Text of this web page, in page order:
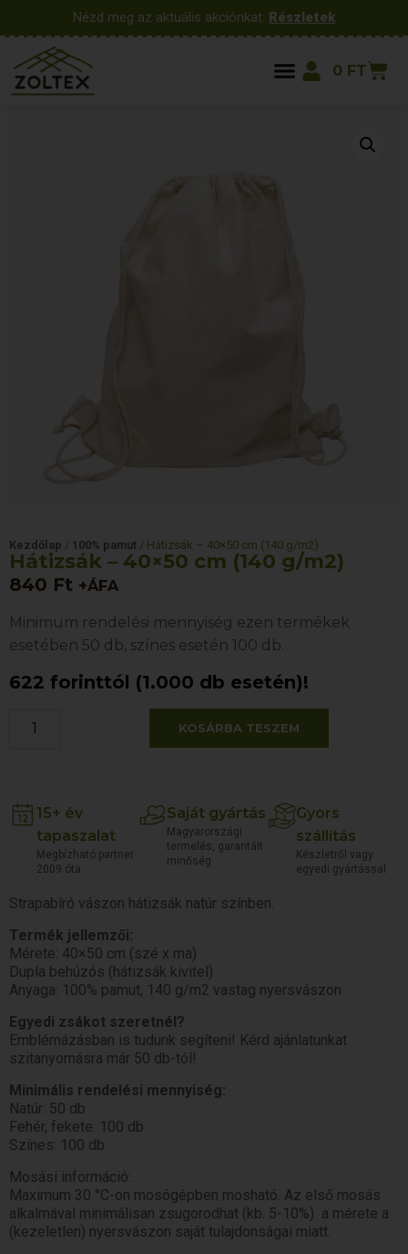
Nézd meg az aktuális akciónkat: Részletek
0 FT
Kezdőlap / 100% pamut / Hátizsák – 40×50 cm (140 g/m2)
Hátizsák – 40×50 cm (140 g/m2)
840 Ft +ÁFA
Minimum rendelési mennyiség ezen termékek
esetében 50 db, színes esetén 100 db.
622 forinttól (1.000 db esetén)!
KOSÁRBA TESZEM
15+ év
tapaszalat
Megbízható partner
2009 óta
Saját gyártás
Magyarországi
termelés, garantált
minőség
Gyors
szállítás
Készletről vagy
egyedi gyártással
Strapabíró vászon hátizsák natúr színben.
Termék jellemzői:
Mérete: 40×50 cm (szé x ma)
Dupla behúzós (hátizsák kivitel)
Anyaga: 100% pamut, 140 g/m2 vastag nyersvászon
Egyedi zsákot szeretnél?
Emblémázásban is tudunk segíteni! Kérd ajánlatunkat
szitanyomásra már 50 db-tól!
Minimális rendelési mennyiség:
Natúr: 50 db
Fehér, fekete: 100 db
Színes: 100 db
Mosási információ:
Maximum 30 °C-on mosógépben mosható. Az első mosás
alkalmával minimálisan zsugorodhat (kb. 5-10%) a mérete a
(kezeletlen) nyersvászon saját tulajdonságai miatt.